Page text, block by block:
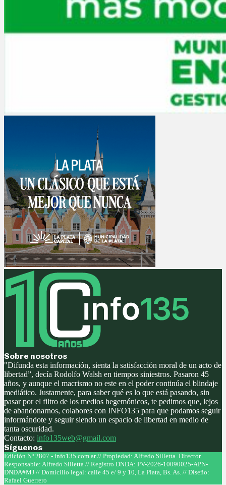
Sobre nosotros
"Difunda esta información, sienta la satisfacción moral de un acto de
libertad”, decía Rodolfo Walsh en tiempos siniestros. Pasaron 45
años, y aunque el macrismo no este en el poder continúa el blindaje
mediático. Justamente, para saber qué es lo que está pasando, sin
pasar por el filtro de los medios hegemónicos, te pedimos que, lejos
de abandonarnos, colabores con INFO135 para que podamos seguir
informándote y seguir siendo un espacio de libertad en medio de
tanta oscuridad.
Contacto: info135web@gmail.com
Síguenos
Facebook
Twitter
Instagram
Youtube
Edición Nº 2807 - info135.com.ar // Propiedad: Alfredo Silletta. Director
Responsable: Alfredo Silletta // Registro DNDA: PV-2026-10090025-APN-
DNDA#MJ // Domicilio legal: calle 45 e/ 9 y 10, La Plata, Bs. As. // Diseño:
Rafael Guerrero